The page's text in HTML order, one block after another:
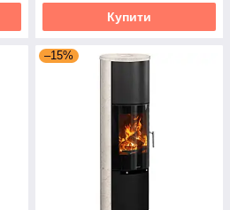
Купити
–15%